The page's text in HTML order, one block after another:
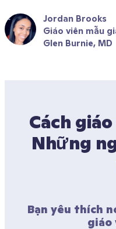
Jordan Brooks
Giáo viên mẫu
Glen Burnie, MD
Cách
Những
Bạn yêu thích
giáo